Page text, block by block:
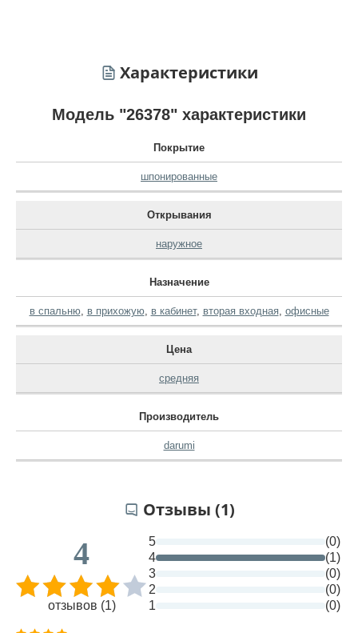
Характеристики
Модель "26378" характеристики
Покрытие
шпонированные
Открывания
наружное
Назначение
в спальню, в прихожую, в кабинет, вторая входная, офисные
Цена
средняя
Производитель
darumi
Отзывы (1)
4
отзывов (1)
5
(0)
4
(1)
3
(0)
2
(0)
1
(0)